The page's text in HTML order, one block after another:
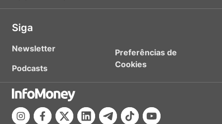
Siga
Newsletter
Podcasts
Preferências de
Cookies